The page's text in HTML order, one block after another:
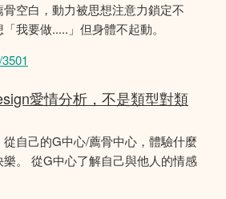
空白，動力被思想注意力鎖定不
我要做.....」但身體不起動。
愛情分析，不是類型對類
從自己的G中心/薦骨中心，體驗什麼
。 從G中心了解自己與他人的情感